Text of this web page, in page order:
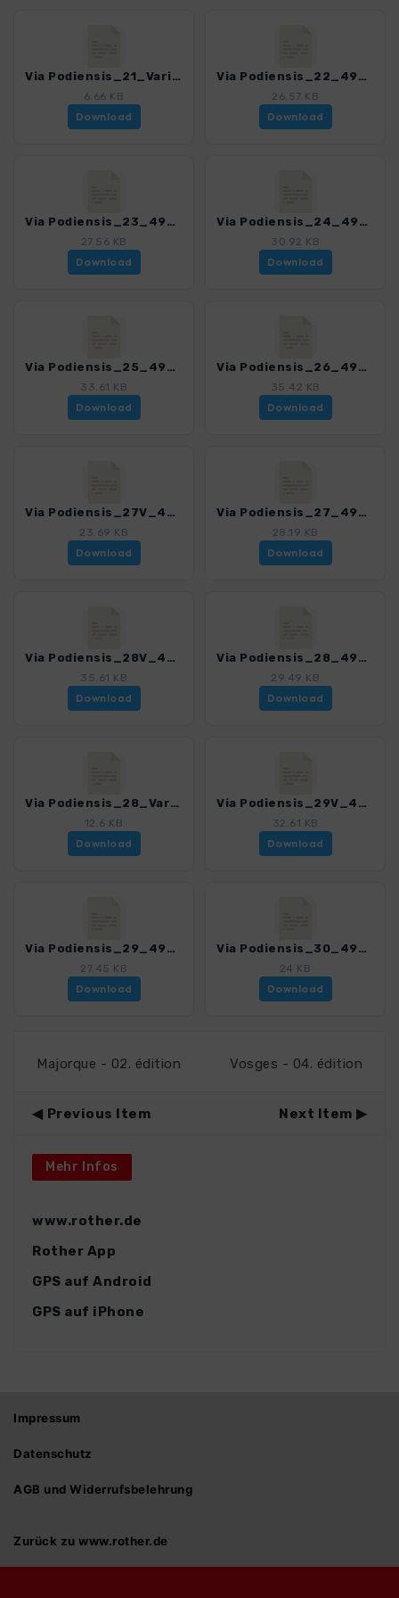
Via Podiensis_21_Variante_4939_4.gpx
6.66 KB
Download
Via Podiensis_22_4939_4.gpx
26.57 KB
Download
Via Podiensis_23_4939_4.gpx
27.56 KB
Download
Via Podiensis_24_4939_4.gpx
30.92 KB
Download
Via Podiensis_25_4939_4.gpx
33.61 KB
Download
Via Podiensis_26_4939_4.gpx
35.42 KB
Download
Via Podiensis_27V_4939_4.gpx
23.69 KB
Download
Via Podiensis_27_4939_4.gpx
28.19 KB
Download
Via Podiensis_28V_4939_4.gpx
35.61 KB
Download
Via Podiensis_28_4939_4.gpx
29.49 KB
Download
Via Podiensis_28_Variante_4939_4.gpx
12.6 KB
Download
Via Podiensis_29V_4939_4.gpx
32.61 KB
Download
Via Podiensis_29_4939_4.gpx
27.45 KB
Download
Via Podiensis_30_4939_4.gpx
24 KB
Download
Majorque - 02. édition Vosges - 04. édition
Previous Item Next Item
Mehr Infos
www.rother.de
Rother App
GPS auf Android
GPS auf iPhone
Impressum
Datenschutz
AGB und Widerrufsbelehrung
Zurück zu www.rother.de